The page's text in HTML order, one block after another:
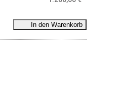
In den Warenkorb